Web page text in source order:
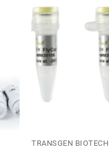
TRANSGEN BIOTECH